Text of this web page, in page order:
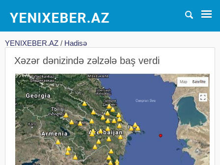
YENIXEBER.AZ / Hadisə
Xəzər dənizində zəlzələ baş verdi